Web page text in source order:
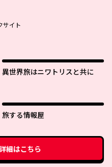
サイト
異世界旅はニワトリスと共に
旅する情報屋
細はこちら